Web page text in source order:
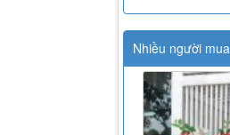
Nhiều người mua